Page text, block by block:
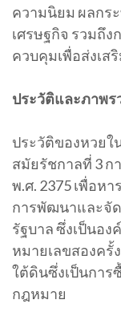
ความนิยม ผลกร
เศรษฐกิจ รวมถึ
ควบคุมเพื่อส่งเส
ประวัติและภาพร
ประวัติของหวยใ
สมัยรัชกาลที่ 3 ก
พ.ศ. 2375 เพื่อห
การพัฒนาและจั
รัฐบาล ซึ่งเป็นอ
หมายเลขสองค
ใต้ดินซึ่งเป็นกา
กฎหมาย